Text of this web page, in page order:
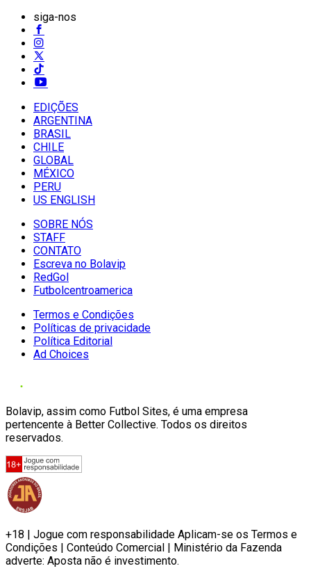
siga-nos
EDIÇÕES
ARGENTINA
BRASIL
CHILE
GLOBAL
MÉXICO
PERU
US ENGLISH
SOBRE NÓS
STAFF
CONTATO
Escreva no Bolavip
RedGol
Futbolcentroamerica
Termos e Condições
Políticas de privacidade
Política Editorial
Ad Choices
Bolavip, assim como Futbol Sites, é uma empresa
pertencente à Better Collective. Todos os direitos
reservados.
+18 | Jogue com responsabilidade Aplicam-se os Termos e
Condições | Conteúdo Comercial | Ministério da Fazenda
adverte: Aposta não é investimento.